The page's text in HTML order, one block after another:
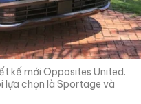
kế mới Opposites United.
lựa chọn là Sportage và